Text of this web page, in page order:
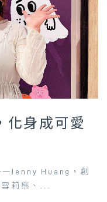
化身成可愛
Huang，創
莉熊、...